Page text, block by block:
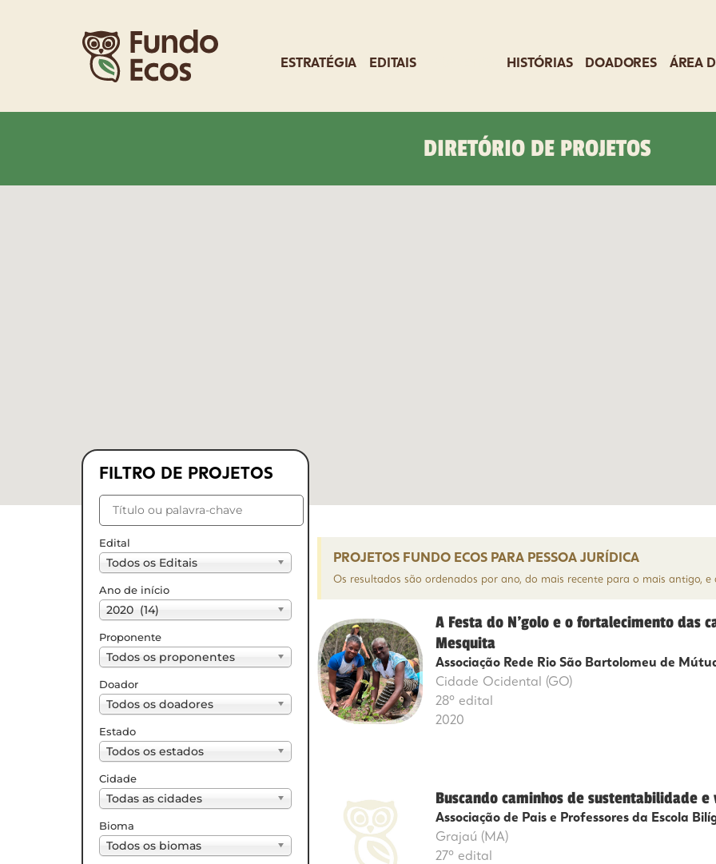
ESTRATÉGIA EDITAIS HISTÓRIAS DOADORES ÁREA
DIRETÓRIO DE PROJETOS
FILTRO DE PROJETOS
Edital
Todos os Editais
Ano de início
2020 (14)
Proponente
Todos os proponentes
Doador
Todos os doadores
Estado
Todos os estados
Cidade
Todas as cidades
Bioma
Todos os biomas
PROJETOS FUNDO ECOS PARA PESSOA JURÍDICA
Os resultados são ordenados por ano, do mais recente para o mais antigo,
A Festa do N’golo e o fortalecimento das
Mesquita
Associação Rede Rio São Bartolomeu de
Cidade Ocidental (GO)
28º edital
2020
Buscando caminhos de sustentabilidade
Associação de Pais e Professores da Escola
Grajaú (MA)
27º edital